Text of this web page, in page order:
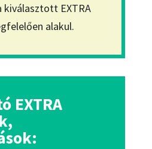
kiválasztott EXTRA
alakul.
EXTRA